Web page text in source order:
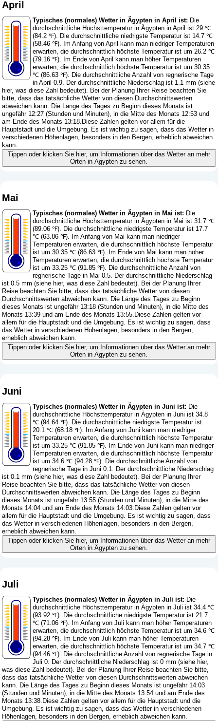
April
Typisches (normales) Wetter in Ägypten in April ist: Die
durchschnittliche Höchsttemperatur in Ägypten in April ist 29 ℃
(84.2 ℉). Die durchschnittliche niedrigste Temperatur ist 14.7 ℃
(58.46 ℉). Im Anfang von April kann man niedriger Temperaturen
erwarten, die durchschnittlich höchste Temperatur ist um 26.2 ℃
(79.16 ℉). Im Ende von April kann man höher Temperaturen
erwarten, die durchschnittlich höchste Temperatur ist um 30.35
℃ (86.63 ℉). Die durchschnittliche Anzahl von regnerische Tage
in April 0.9. Der durchschnittliche Niederschlag ist 1.1 mm (siehe
hier, was diese Zahl bedeutet). Bei der Planung Ihrer Reise beachten Sie
bitte, dass das tatsächliche Wetter von diesen Durchschnittswerten
abweichen kann. Die Länge des Tages zu Beginn dieses Monats ist
ungefähr 12:27 (Stunden und Minuten), in die Mitte des Monats 12:53 und
am Ende des Monats 13:18.Diese Zahlen gelten vor allem für die
Hauptstadt und die Umgebung. Es ist wichtig zu sagen, dass das Wetter in
verschiedenen Höhenlagen, besonders in den Bergen, erheblich abweichen
kann.
Tippen oder klicken Sie hier, um Informationen über das Wetter an mehr
Orten in Ägypten zu sehen.
Mai
Typisches (normales) Wetter in Ägypten in Mai ist: Die
durchschnittliche Höchsttemperatur in Ägypten in Mai ist 31.7 ℃
(89.06 ℉). Die durchschnittliche niedrigste Temperatur ist 17.7
℃ (63.86 ℉). Im Anfang von Mai kann man niedriger
Temperaturen erwarten, die durchschnittlich höchste Temperatur
ist um 30.35 ℃ (86.63 ℉). Im Ende von Mai kann man höher
Temperaturen erwarten, die durchschnittlich höchste Temperatur
ist um 33.25 ℃ (91.85 ℉). Die durchschnittliche Anzahl von
regnerische Tage in Mai 0.5. Der durchschnittliche Niederschlag
ist 0.5 mm (siehe hier, was diese Zahl bedeutet). Bei der Planung Ihrer
Reise beachten Sie bitte, dass das tatsächliche Wetter von diesen
Durchschnittswerten abweichen kann. Die Länge des Tages zu Beginn
dieses Monats ist ungefähr 13:18 (Stunden und Minuten), in die Mitte des
Monats 13:39 und am Ende des Monats 13:55.Diese Zahlen gelten vor
allem für die Hauptstadt und die Umgebung. Es ist wichtig zu sagen, dass
das Wetter in verschiedenen Höhenlagen, besonders in den Bergen,
erheblich abweichen kann.
Tippen oder klicken Sie hier, um Informationen über das Wetter an mehr
Orten in Ägypten zu sehen.
Juni
Typisches (normales) Wetter in Ägypten in Juni ist: Die
durchschnittliche Höchsttemperatur in Ägypten in Juni ist 34.8
℃ (94.64 ℉). Die durchschnittliche niedrigste Temperatur ist
20.1 ℃ (68.18 ℉). Im Anfang von Juni kann man niedriger
Temperaturen erwarten, die durchschnittlich höchste Temperatur
ist um 33.25 ℃ (91.85 ℉). Im Ende von Juni kann man niedriger
Temperaturen erwarten, die durchschnittlich höchste Temperatur
ist um 34.6 ℃ (94.28 ℉). Die durchschnittliche Anzahl von
regnerische Tage in Juni 0.1. Der durchschnittliche Niederschlag
ist 0.1 mm (siehe hier, was diese Zahl bedeutet). Bei der Planung Ihrer
Reise beachten Sie bitte, dass das tatsächliche Wetter von diesen
Durchschnittswerten abweichen kann. Die Länge des Tages zu Beginn
dieses Monats ist ungefähr 13:55 (Stunden und Minuten), in die Mitte des
Monats 14:04 und am Ende des Monats 14:03.Diese Zahlen gelten vor
allem für die Hauptstadt und die Umgebung. Es ist wichtig zu sagen, dass
das Wetter in verschiedenen Höhenlagen, besonders in den Bergen,
erheblich abweichen kann.
Tippen oder klicken Sie hier, um Informationen über das Wetter an mehr
Orten in Ägypten zu sehen.
Juli
Typisches (normales) Wetter in Ägypten in Juli ist: Die
durchschnittliche Höchsttemperatur in Ägypten in Juli ist 34.4 ℃
(93.92 ℉). Die durchschnittliche niedrigste Temperatur ist 21.7
℃ (71.06 ℉). Im Anfang von Juli kann man höher Temperaturen
erwarten, die durchschnittlich höchste Temperatur ist um 34.6 ℃
(94.28 ℉). Im Ende von Juli kann man höher Temperaturen
erwarten, die durchschnittlich höchste Temperatur ist um 34.7 ℃
(94.46 ℉). Die durchschnittliche Anzahl von regnerische Tage in
Juli 0. Der durchschnittliche Niederschlag ist 0 mm (siehe hier,
was diese Zahl bedeutet). Bei der Planung Ihrer Reise beachten Sie bitte,
dass das tatsächliche Wetter von diesen Durchschnittswerten abweichen
kann. Die Länge des Tages zu Beginn dieses Monats ist ungefähr 14:03
(Stunden und Minuten), in die Mitte des Monats 13:54 und am Ende des
Monats 13:38.Diese Zahlen gelten vor allem für die Hauptstadt und die
Umgebung. Es ist wichtig zu sagen, dass das Wetter in verschiedenen
Höhenlagen, besonders in den Bergen, erheblich abweichen kann.